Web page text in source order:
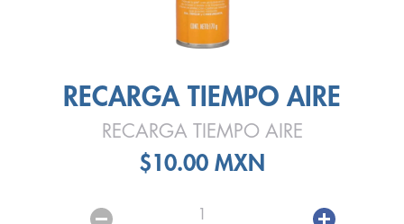
RECARGA TIEMPO AIRE
RECARGA TIEMPO AIRE
$10.00 MXN
1